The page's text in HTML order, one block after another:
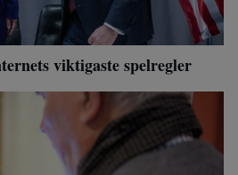
viktigaste spelregler